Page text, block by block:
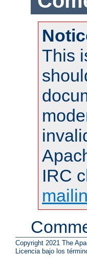
This
IRC
Copyright 2021 The
Licencia bajo los